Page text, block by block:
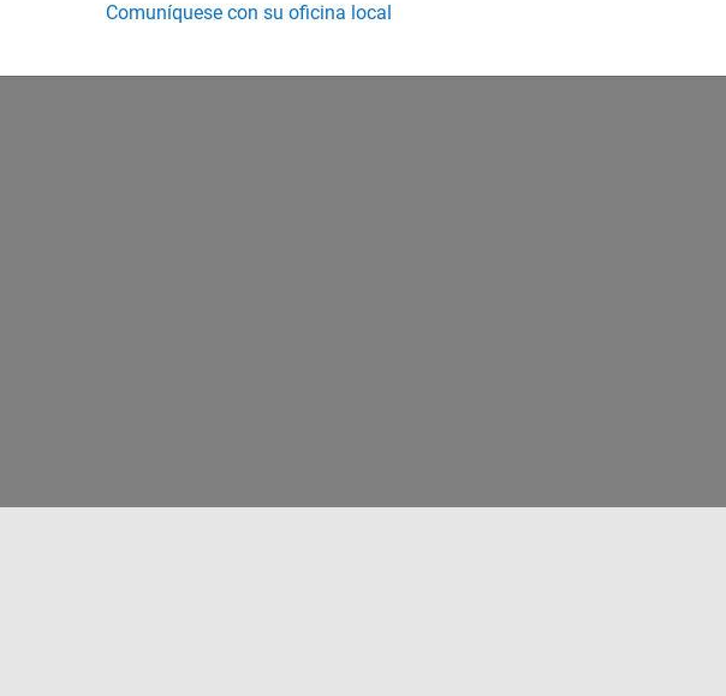
Comuníquese con su oficina local